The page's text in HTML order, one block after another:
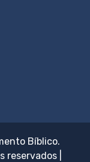
Bíblico.
reservados